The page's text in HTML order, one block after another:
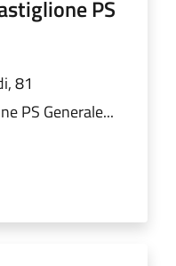
PS
81
PS Generale...